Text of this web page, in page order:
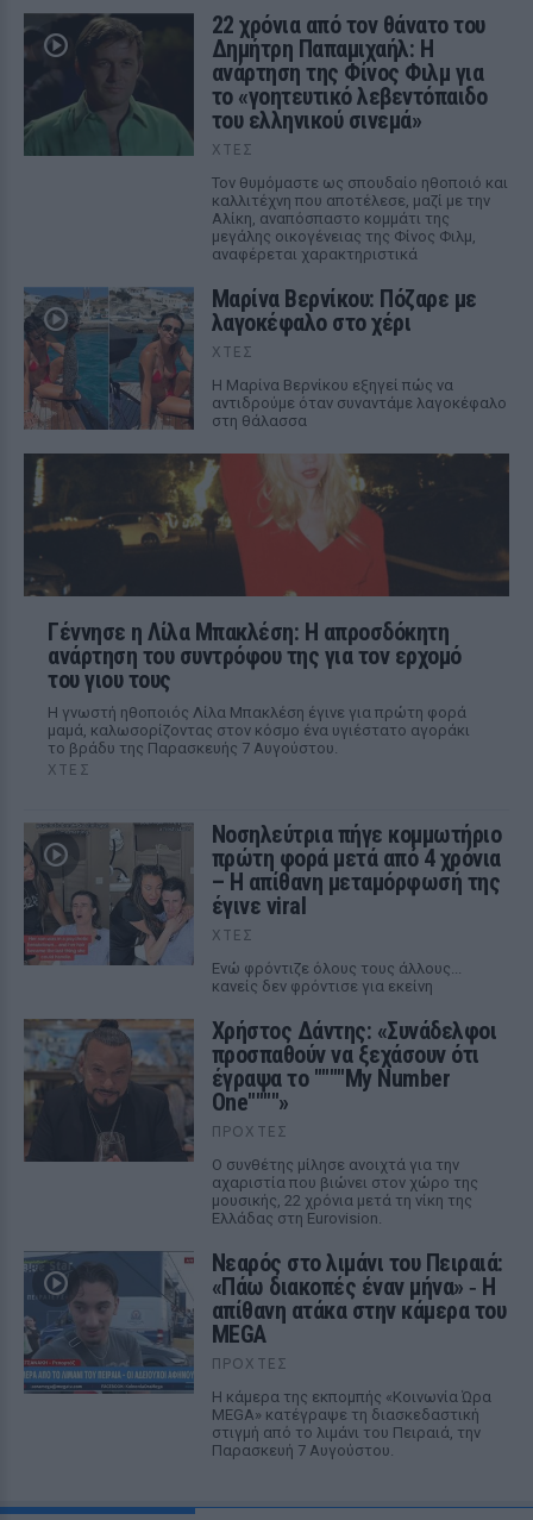
22 χρόνια από τον θάνατο του
Δημήτρη Παπαμιχαήλ: Η
ανάρτηση της Φίνος Φιλμ για
το «γοητευτικό λεβεντόπαιδο
του ελληνικού σινεμά»
ΧΤΕΣ
Τον θυμόμαστε ως σπουδαίο ηθοποιό και
καλλιτέχνη που αποτέλεσε, μαζί με την
Αλίκη, αναπόσπαστο κομμάτι της
μεγάλης οικογένειας της Φίνος Φιλμ,
αναφέρεται χαρακτηριστικά
Μαρίνα Βερνίκου: Πόζαρε με
λαγοκέφαλο στο χέρι
ΧΤΕΣ
Η Μαρίνα Βερνίκου εξηγεί πώς να
αντιδρούμε όταν συναντάμε λαγοκέφαλο
στη θάλασσα
Γέννησε η Λίλα Μπακλέση: Η απροσδόκητη
ανάρτηση του συντρόφου της για τον ερχομό
του γιου τους
Η γνωστή ηθοποιός Λίλα Μπακλέση έγινε για πρώτη φορά
μαμά, καλωσορίζοντας στον κόσμο ένα υγιέστατο αγοράκι
το βράδυ της Παρασκευής 7 Αυγούστου.
ΧΤΕΣ
Νοσηλεύτρια πήγε κομμωτήριο
πρώτη φορά μετά από 4 χρόνια
– Η απίθανη μεταμόρφωσή της
έγινε viral
ΧΤΕΣ
Ενώ φρόντιζε όλους τους άλλους...
κανείς δεν φρόντισε για εκείνη
Χρήστος Δάντης: «Συνάδελφοι
προσπαθούν να ξεχάσουν ότι
έγραψα το """"My Number
One""""»
ΠΡΟΧΤΈΣ
Ο συνθέτης μίλησε ανοιχτά για την
αχαριστία που βιώνει στον χώρο της
μουσικής, 22 χρόνια μετά τη νίκη της
Ελλάδας στη Eurovision.
Νεαρός στο λιμάνι του Πειραιά:
«Πάω διακοπές έναν μήνα» ‑ Η
απίθανη ατάκα στην κάμερα του
MEGA
ΠΡΟΧΤΈΣ
Η κάμερα της εκπομπής «Κοινωνία Ώρα
MEGA» κατέγραψε τη διασκεδαστική
στιγμή από το λιμάνι του Πειραιά, την
Παρασκευή 7 Αυγούστου.